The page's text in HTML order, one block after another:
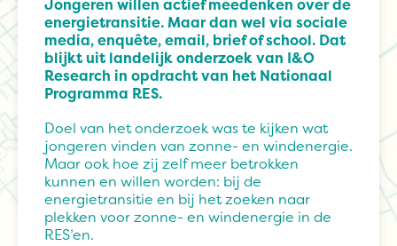
Jongeren willen actief meedenken over de
energietransitie. Maar dan wel via sociale
media, enquête, email, brief of school. Dat
blijkt uit landelijk onderzoek van I&O
Research in opdracht van het Nationaal
Programma RES.
Doel van het onderzoek was te kijken wat
jongeren vinden van zonne- en windenergie.
Maar ook hoe zij zelf meer betrokken
kunnen en willen worden: bij de
energietransitie en bij het zoeken naar
plekken voor zonne- en windenergie in de
RES’en.